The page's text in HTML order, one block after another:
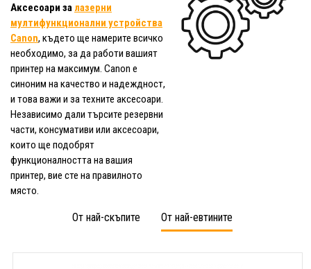
Аксесоари за лазерни
мултифункционални устройства
Canon, където ще намерите всичко
необходимо, за да работи вашият
принтер на максимум. Canon е
синоним на качество и надеждност,
и това важи и за техните аксесоари.
Независимо дали търсите резервни
части, консумативи или аксесоари,
които ще подобрят
функционалността на вашия
принтер, вие сте на правилното
място.
От най-скъпите От най-евтините